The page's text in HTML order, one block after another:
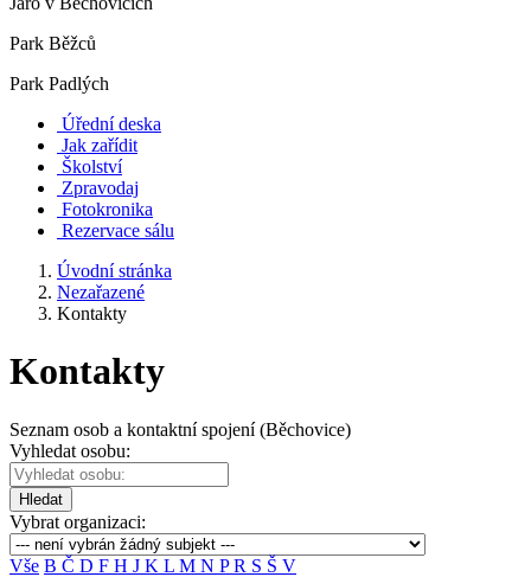
Park Běžců
Park Padlých
Úřední deska
Jak zařídit
Školství
Zpravodaj
Fotokronika
Rezervace sálu
Úvodní stránka
Nezařazené
Kontakty
Kontakty
Seznam osob a kontaktní spojení (Běchovice)
Vyhledat osobu:
Hledat
Vybrat organizaci:
Vše B Č D F H J K L M N PR S Š V